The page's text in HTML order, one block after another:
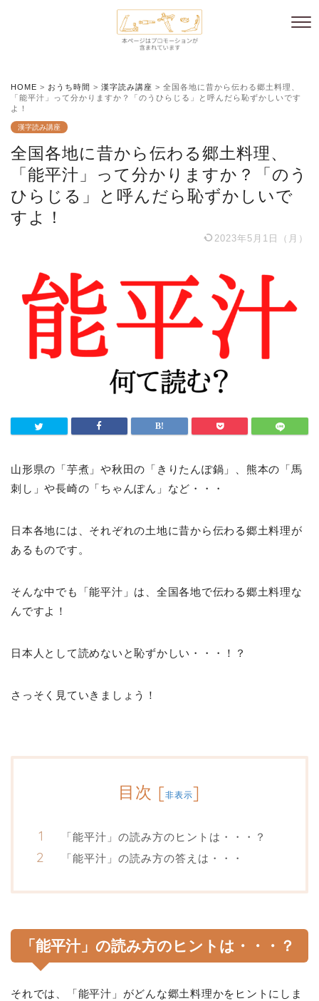
HOME > おうち時間 > 漢字読み講座 > 全国各地に昔から伝わる郷土料理、
「能平汁」って分かりますか？「のうひらじる」と呼んだら恥ずかしいです
よ！
漢字読み講座
全国各地に昔から伝わる郷土料理、
「能平汁」って分かりますか？「のう
ひらじる」と呼んだら恥ずかしいで
すよ！
2023年5月1日（月）
山形県の「芋煮」や秋田の「きりたんぽ鍋」、熊本の「馬
刺し」や長崎の「ちゃんぽん」など・・・
日本各地には、それぞれの土地に昔から伝わる郷土料理が
あるものです。
そんな中でも「能平汁」は、全国各地で伝わる郷土料理な
んですよ！
日本人として読めないと恥ずかしい・・・！？
さっそく見ていきましょう！
目次 [非表示]
「能平汁」の読み方のヒントは・・・？
「能平汁」の読み方の答えは・・・
「能平汁」の読み方のヒントは・・・？
それでは、「能平汁」がどんな郷土料理かをヒントにしま